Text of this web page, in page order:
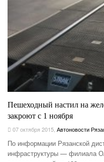
Пешеходный настил на
закроют с 1 ноября
07 октября 2015 Автоновости
По информации Рязанской
инфраструктуры — филиала